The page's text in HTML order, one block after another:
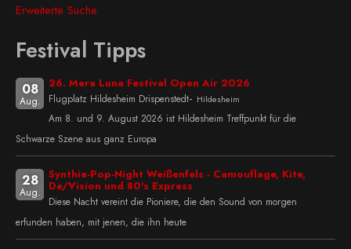
Erweiterte Suche
Festival Tipps
08
Aug.
26. Mera Luna Festival Open Air 2026
Flugplatz Hildesheim Drispenstedt- Hildesheim
Am 8. und 9. August 2026 ist Hildesheim Treffpunkt für die
Schwarze Szene aus ganz Europa
28
Aug.
Synthie-Pop-Night Weißenfels - Camouflage, Kite,
De/Vision und 80's Express
Diese Nacht vereint die Pioniere, die den Sound von morgen
erfunden haben, mit jenen, die ihn heute